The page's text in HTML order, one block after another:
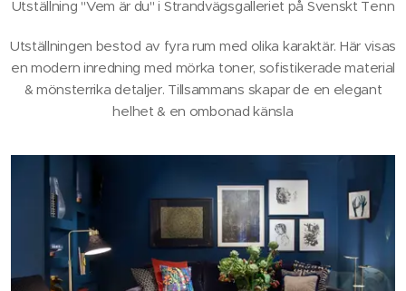
Utställning "Vem är du" i Strandvägsgalleriet på Svenskt Tenn
Utställningen bestod av fyra rum med olika karaktär. Här visas
en modern inredning med mörka toner, sofistikerade material
& mönsterrika detaljer. Tillsammans skapar de en elegant
helhet & en ombonad känsla